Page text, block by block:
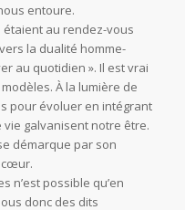
entoure.
étaient au rendez-vous
la dualité homme-
au quotidien ». Il est vrai
À la lumière de
pour évoluer en intégrant
galvanisent notre être.
démarque par son
cœur.
n’est possible qu’en
donc des dits